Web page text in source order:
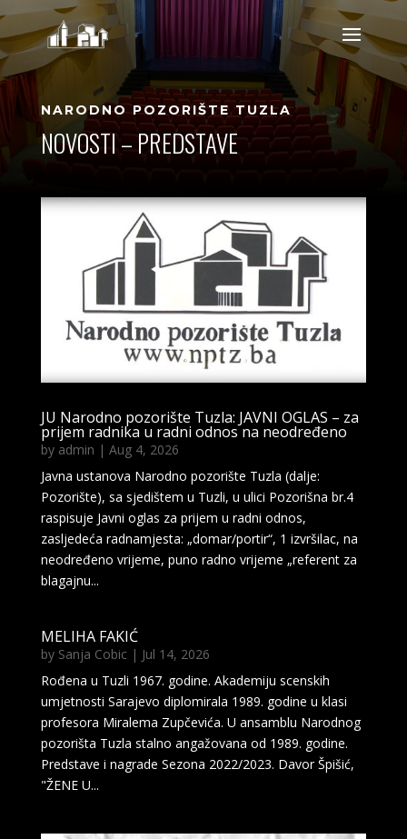
NARODNO POZORIŠTE TUZLA
NOVOSTI – PREDSTAVE
JU Narodno pozorište Tuzla: JAVNI OGLAS – za
prijem radnika u radni odnos na neodređeno
by admin | Aug 4, 2026
Javna ustanova Narodno pozorište Tuzla (dalje:
Pozorište), sa sjedištem u Tuzli, u ulici Pozorišna br.4
raspisuje Javni oglas za prijem u radni odnos,
zasljedeća radnamjesta: „domar/portir“, 1 izvršilac, na
neodređeno vrijeme, puno radno vrijeme „referent za
blagajnu...
MELIHA FAKIĆ
by Sanja Cobic| Jul 14, 2026
Rođena u Tuzli 1967. godine. Akademiju scenskih
umjetnosti Sarajevo diplomirala 1989. godine u klasi
profesora Miralema Zupčevića. U ansamblu Narodnog
pozorišta Tuzla stalno angažovana od 1989. godine.
Predstave i nagrade Sezona 2022/2023. Davor Špišić,
"ŽENE U...